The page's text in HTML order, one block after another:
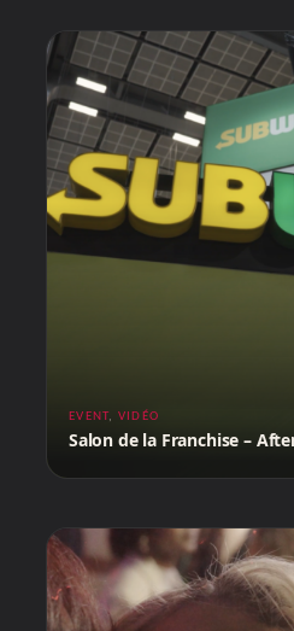
Salon de la Franchise –
EVENT, VIDÉO